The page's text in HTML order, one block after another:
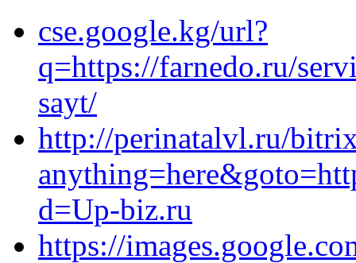
cse.google.kg/url?
q=https://farnedo.ru/
sayt/
http://perinatalvl.ru/
d=Up-biz.ru
https://